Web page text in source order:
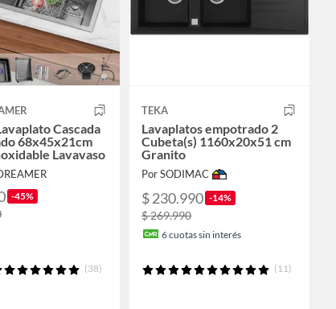
Cascada
68x45x21cm
Lavavaso
-45%
(38)
TEKA
Lavaplatos empotrado 2
Cubeta(s) 1160x20x51 cm
Granito
Por SODIMAC
$ 230.990 -14%
$ 269.990
6cuotas sin interés
(11)